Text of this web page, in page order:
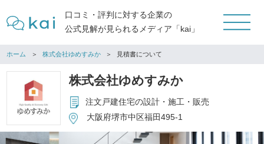
口コミ・評判に対する企業の
公式見解が見られるメディア「kai」
ホーム 株式会社ゆめすみか 見積書について
株式会社ゆめすみか
注文戸建住宅の設計・施工・販売
大阪府堺市中区福田495-1